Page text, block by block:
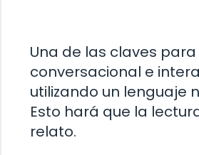
Una de las claves
conversacional e
utilizando un lenguaje
Esto hará que la
relato.